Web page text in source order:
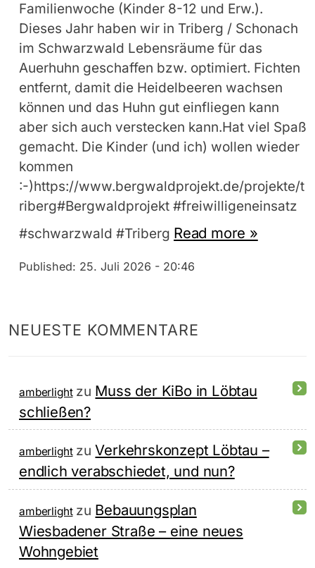
Familienwoche (Kinder 8-12 und Erw.).
Dieses Jahr haben wir in Triberg / Schonach
im Schwarzwald Lebensräume für das
Auerhuhn geschaffen bzw. optimiert. Fichten
entfernt, damit die Heidelbeeren wachsen
können und das Huhn gut einfliegen kann
aber sich auch verstecken kann.Hat viel Spaß
gemacht. Die Kinder (und ich) wollen wieder
kommen
:-)https://www.bergwaldprojekt.de/projekte/t
riberg#Bergwaldprojekt #freiwilligeneinsatz
#schwarzwald #Triberg Read more »
Published: 25. Juli 2026 - 20:46
NEUESTE KOMMENTARE
amberlightzu Muss der KiBo in Löbtau
schließen?
amberlightzuVerkehrskonzept Löbtau –
endlich verabschiedet, und nun?
amberlightzu Bebauungsplan
Wiesbadener Straße – eine neues
Wohngebiet